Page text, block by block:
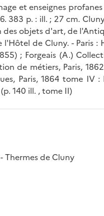
et enseignes
383 p. : ill. ; 27 cm.
objets d'art, de
de Cluny. - Paris
; Forgeais (A.)
de métiers, Paris,
Paris, 1864 tome IV :
140 ill. , tome II)
Thermes de Cluny